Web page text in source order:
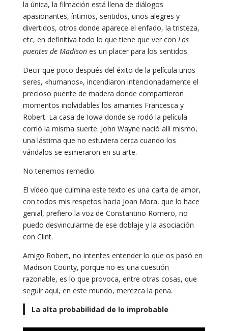
la única, la filmación está llena de diálogos
apasionantes, íntimos, sentidos, unos alegres y
divertidos, otros donde aparece el enfado, la tristeza,
etc, en definitiva todo lo que tiene que ver con Los
puentes de Madisones un placer para los sentidos.
Decir que poco después del éxito de la película unos
seres, «humanos», incendiaron intencionadamente el
precioso puente de madera donde compartieron
momentos inolvidables los amantes Francesca y
Robert. La casa de Iowa donde se rodó la película
corrió la misma suerte. John Wayne nació allí mismo,
una lástima que no estuviera cerca cuando los
vándalos se esmeraron en su arte.
No tenemos remedio.
El vídeo que culmina este texto es una carta de amor,
con todos mis respetos hacia Joan Mora, que lo hace
genial, prefiero la voz de Constantino Romero, no
puedo desvincularme de ese doblaje y la asociación
con Clint.
Amigo Robert, no intentes entender lo que os pasó en
Madison County, porque no es una cuestión
razonable, es lo que provoca, entre otras cosas, que
seguir aquí, en este mundo, merezca la pena.
La alta probabilidad de lo improbable